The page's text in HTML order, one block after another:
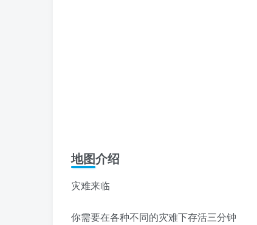
地图介绍
灾难来临
你需要在各种不同的灾难下存活三分钟